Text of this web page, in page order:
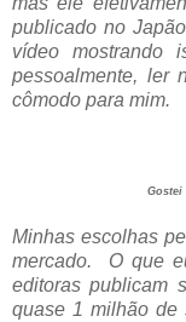
publicado no
vídeo mostrando
pessoalmente, ler
cômodo para mim.
Gostei
Minhas escolhas
mercado. O que
editoras publicam
quase 1 milhão de